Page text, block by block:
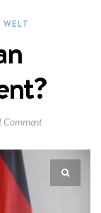
Comment